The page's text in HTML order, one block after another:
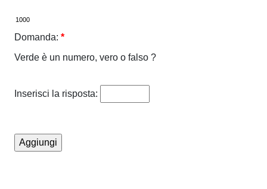
Domanda: *
Verde è un numero, vero o falso ?
Inserisci la risposta: